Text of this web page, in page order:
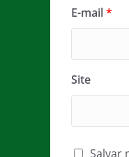
E-mail*
Site
Salvar